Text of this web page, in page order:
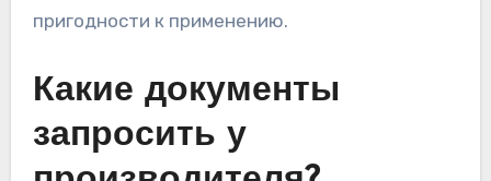
пригодности к применению.
Какие документы
запросить у